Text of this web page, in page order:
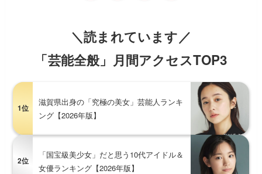
＼読まれています／
「芸能全般」月間アクセスTOP3
1位
滋賀県出身の「究極の美女」芸能人ランキ
ング【2026年版】
2位
「国宝級美少女」だと思う10代アイドル＆
女優ランキング【2026年版】